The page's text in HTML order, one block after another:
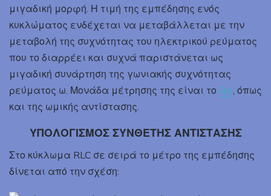
μιγαδική μορφή. Η τιμή της εμπέδησης ενός
κυκλώματος ενδέχεται να μεταβάλλεται με την
μεταβολή της συχνότητας του ηλεκτρικού ρεύματος
που το διαρρέει και συχνά παριστάνεται ως
μιγαδική συνάρτηση της γωνιακής συχνότητας
ρεύματος ω. Μονάδα μέτρησης της είναι το Ωμ, όπως
και της ωμικής αντίστασης.
ΥΠΟΛΟΓΙΣΜΟΣ ΣΥΝΘΕΤΗΣ ΑΝΤΙΣΤΑΣΗΣ
Στο κύκλωμα RLC σε σειρά το μέτρο της εμπέδησης
δίνεται από την σχέση: